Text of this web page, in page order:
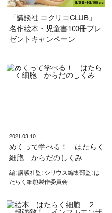
「講談社 コクリコCLUB」
名作絵本・児童書100冊プレ
ゼントキャンペーン
2021.03.10
めくって学べる！ はたらく
細胞 からだのしくみ
編: 講談社監: シリウス編集部監: は
たらく細胞製作委員会